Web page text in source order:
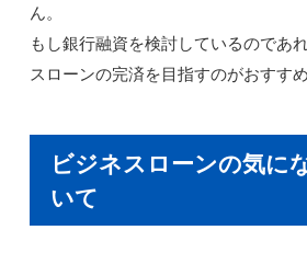
ん。
もし銀行融資を検討しているのであ
スローンの完済を目指すのがおすすめ
ビジネスローンの気に
いて